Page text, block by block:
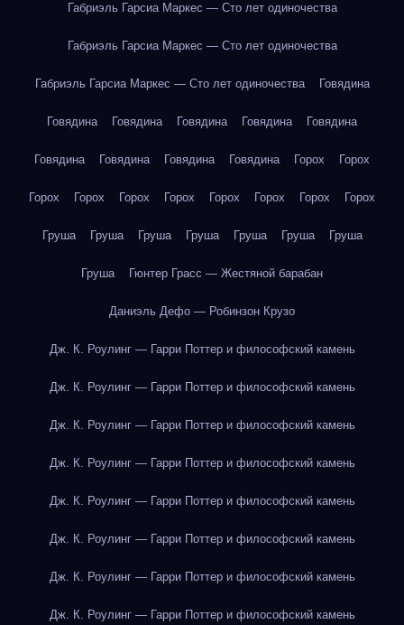
Габриэль Гарсиа Маркес — Сто лет одиночества
Габриэль Гарсиа Маркес — Сто лет одиночества
Габриэль Гарсиа Маркес — Сто лет одиночества Говядина
Говядина Говядина Говядина Говядина Говядина
Говядина Говядина Говядина Говядина Горох Горох
Горох Горох Горох Горох Горох Горох Горох Горох
Груша Груша Груша Груша Груша Груша Груша
Груша Гюнтер Грасс — Жестяной барабан
Даниэль Дефо — Робинзон Крузо
Дж. К. Роулинг — Гарри Поттер и философский камень
Дж. К. Роулинг — Гарри Поттер и философский камень
Дж. К. Роулинг — Гарри Поттер и философский камень
Дж. К. Роулинг — Гарри Поттер и философский камень
Дж. К. Роулинг — Гарри Поттер и философский камень
Дж. К. Роулинг — Гарри Поттер и философский камень
Дж. К. Роулинг — Гарри Поттер и философский камень
Дж. К. Роулинг — Гарри Поттер и философский камень